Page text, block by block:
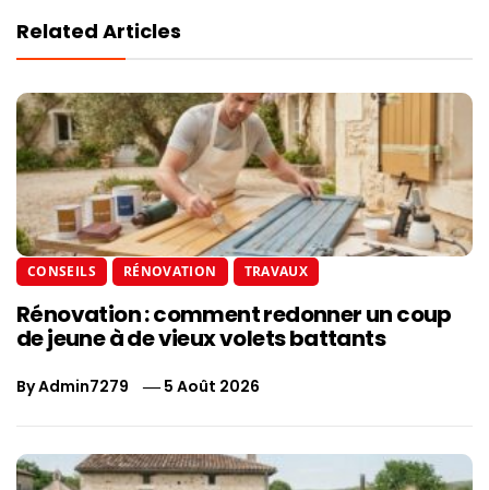
Related Articles
CONSEILS RÉNOVATION TRAVAUX
Rénovation : comment redonner un coup
de jeune à de vieux volets battants
ByAdmin7279 5 Août 2026